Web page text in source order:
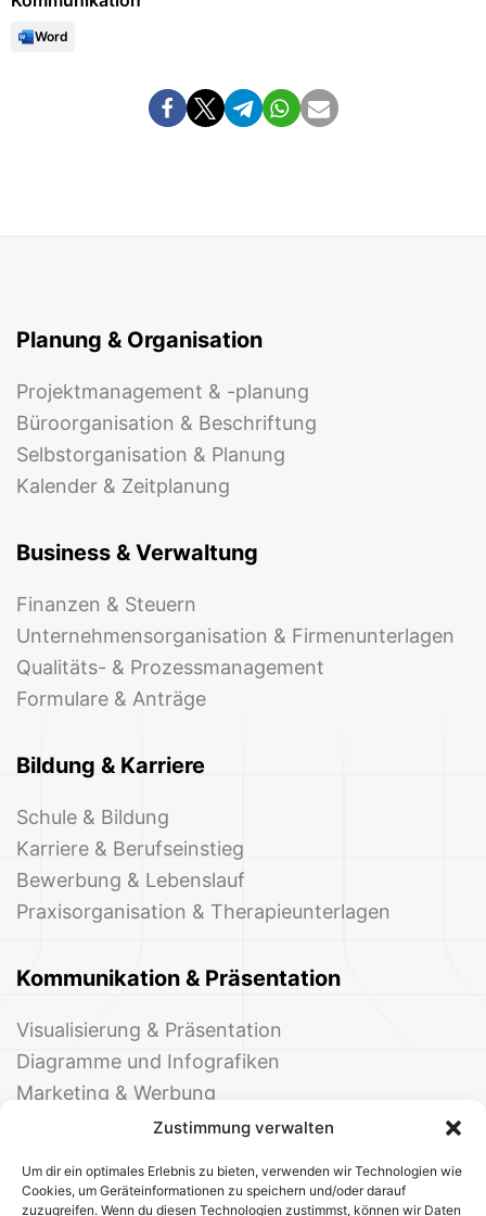
Zustimmung verwalten
Um dir ein optimales Erlebnis zu bieten, verwenden wir Technologien wie
Cookies, um Geräteinformationen zu speichern und/oder darauf
zuzugreifen. Wenn du diesen Technologien zustimmst, können wir Daten
Word
Planung & Organisation
Projektmanagement & -planung
Büroorganisation & Beschriftung
Selbstorganisation & Planung
Kalender & Zeitplanung
Business & Verwaltung
Finanzen & Steuern
Unternehmensorganisation & Firmenunterlagen
Qualitäts- & Prozessmanagement
Formulare & Anträge
Bildung & Karriere
Schule & Bildung
Karriere & Berufseinstieg
Bewerbung & Lebenslauf
Praxisorganisation & Therapieunterlagen
Kommunikation & Präsentation
Visualisierung & Präsentation
Diagramme und Infografiken
Marketing & Werbung
Events & Einladungen